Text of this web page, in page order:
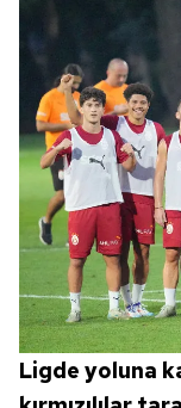
Ligde yoluna